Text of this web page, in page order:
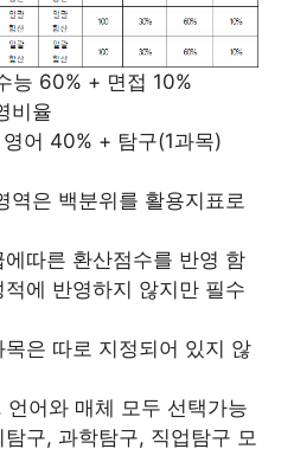
능 60% + 면접 10%
비율
어 40% + 탐구(1과목)
역은 백분위를 활용지표로
따른 환산점수를 반영 함
에 반영하지 않지만 필수
은 따로 지정되어 있지 않
언어와 매체 모두 선택가능
구, 과학탐구, 직업탐구 모